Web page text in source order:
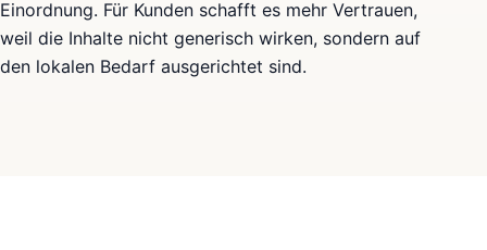
Einordnung. Für Kunden schafft es mehr Vertrauen,
weil die Inhalte nicht generisch wirken, sondern auf
den lokalen Bedarf ausgerichtet sind.